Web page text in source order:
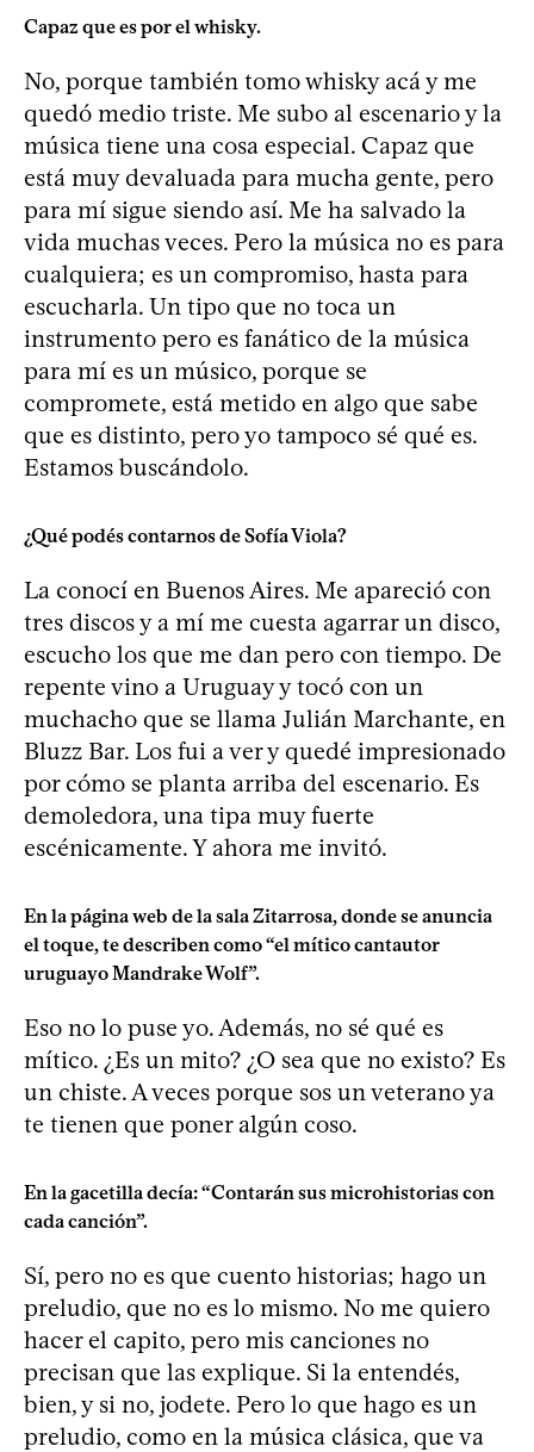
Capaz que es por el whisky.
No, porque también tomo whisky acá y me
quedó medio triste. Me subo al escenario y la
música tiene una cosa especial. Capaz que
está muy devaluada para mucha gente, pero
para mí sigue siendo así. Me ha salvado la
vida muchas veces. Pero la música no es para
cualquiera; es un compromiso, hasta para
escucharla. Un tipo que no toca un
instrumento pero es fanático de la música
para mí es un músico, porque se
compromete, está metido en algo que sabe
que es distinto, pero yo tampoco sé qué es.
Estamos buscándolo.
¿Qué podés contarnos de Sofía Viola?
La conocí en Buenos Aires. Me apareció con
tres discos y a mí me cuesta agarrar un disco,
escucho los que me dan pero con tiempo. De
repente vino a Uruguay y tocó con un
muchacho que se llama Julián Marchante, en
Bluzz Bar. Los fui a ver y quedé impresionado
por cómo se planta arriba del escenario. Es
demoledora, una tipa muy fuerte
escénicamente. Y ahora me invitó.
En la página web de la sala Zitarrosa, donde se anuncia
el toque, te describen como “el mítico cantautor
uruguayo Mandrake Wolf”.
Eso no lo puse yo. Además, no sé qué es
mítico. ¿Es un mito? ¿O sea que no existo? Es
un chiste. A veces porque sos un veterano ya
te tienen que poner algún coso.
En la gacetilla decía: “Contarán sus microhistorias con
cada canción”.
Sí, pero no es que cuento historias; hago un
preludio, que no es lo mismo. No me quiero
hacer el capito, pero mis canciones no
precisan que las explique. Si la entendés,
bien, y si no, jodete. Pero lo que hago es un
preludio, como en la música clásica, que va